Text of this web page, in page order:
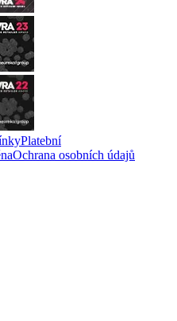
Platební
Ochrana osobních údajů